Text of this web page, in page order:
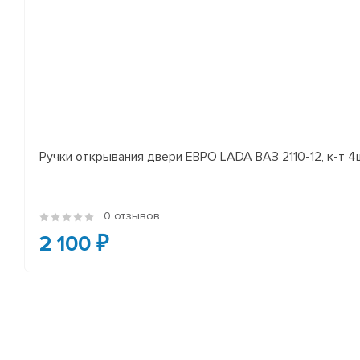
Ручки открывания двери ЕВРО LADA ВАЗ 2110-12, к-т
0 отзывов
2 100 ₽